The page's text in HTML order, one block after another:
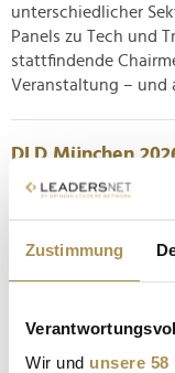
Zustimmung
Wir und unsere 58
unterschiedlicher
Panels zu Tech und
stattfindende
Veranstaltung – und
DLD München
NEWS | 09.12.2025
Januar Münchener
sich längst zum
sodass einmal mehr
werden dürfen....